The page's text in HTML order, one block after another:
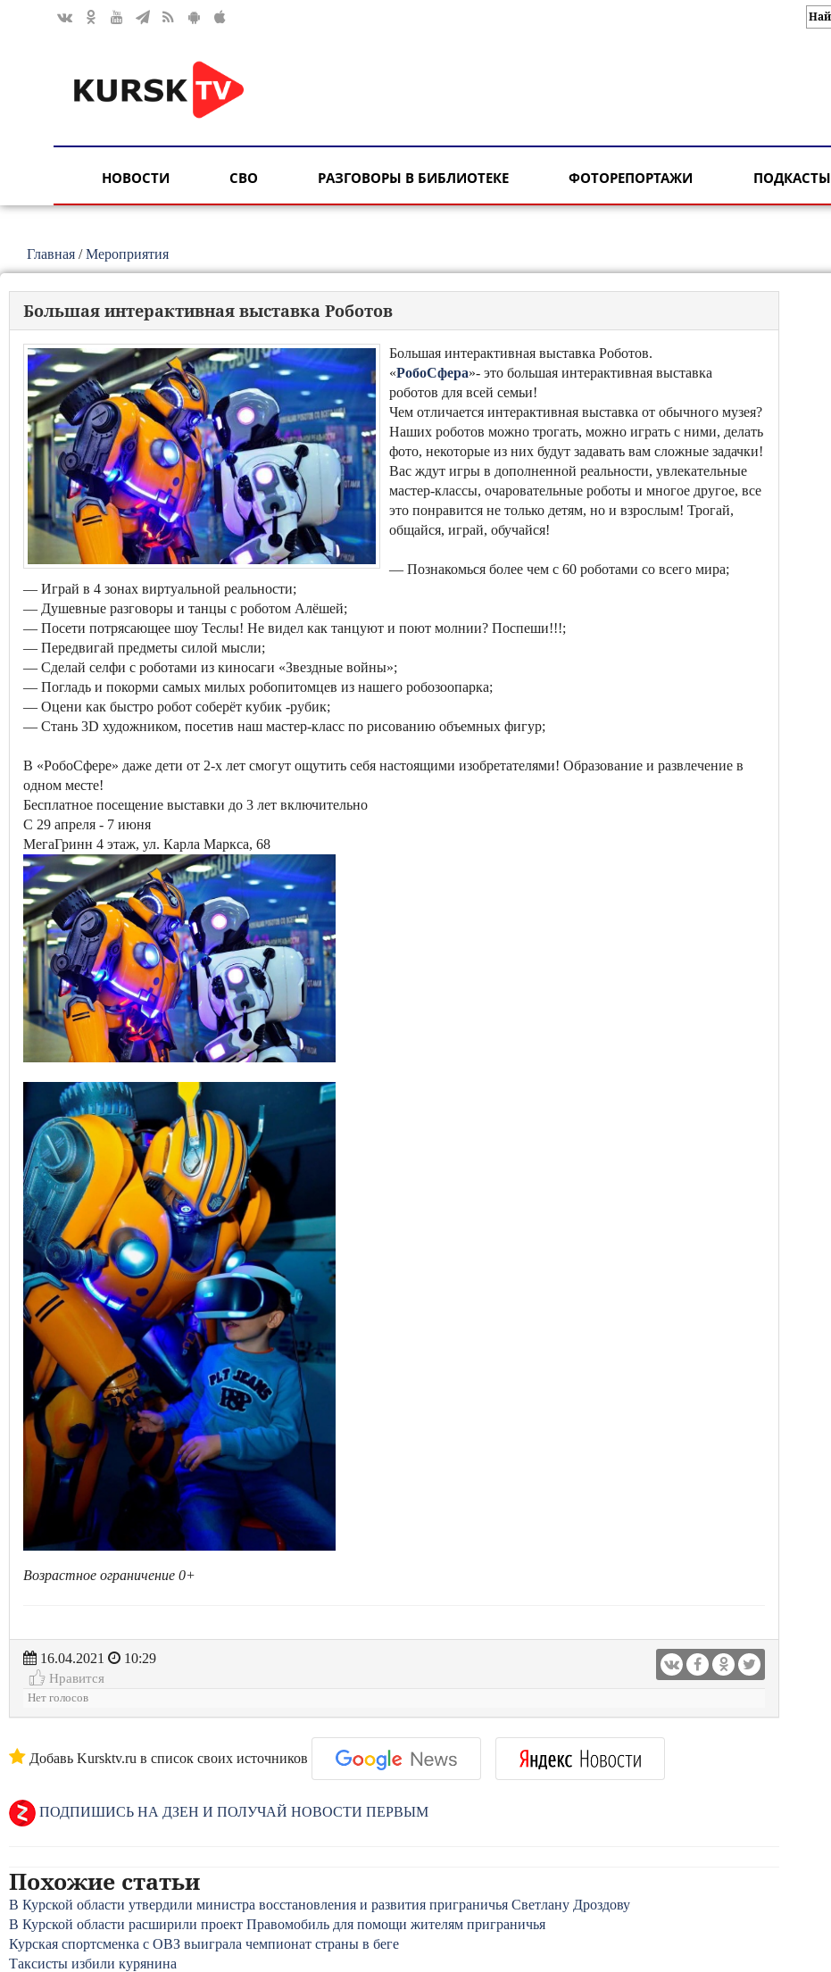
НОВОСТИ СВО РАЗГОВОРЫ В БИБЛИОТЕКЕ ФОТОРЕПОРТАЖИ ПОДКАСТЫ
Главная /Мероприятия
Большая интерактивная выставка Роботов
Большая интерактивная выставка Роботов.
«РобоСфера»- это большая интерактивная выставка
роботов для всей семьи!
Чем отличается интерактивная выставка от обычного музея?
Наших роботов можно трогать, можно играть с ними, делать
фото, некоторые из них будут задавать вам сложные задачки!
Вас ждут игры в дополненной реальности, увлекательные
мастер-классы, очаровательные роботы и многое другое, все
это понравится не только детям, но и взрослым! Трогай,
общайся, играй, обучайся!
— Познакомься более чем с 60 роботами со всего мира;
— Играй в 4 зонах виртуальной реальности;
— Душевные разговоры и танцы с роботом Алёшей;
— Посети потрясающее шоу Теслы! Не видел как танцуют и поют молнии? Поспеши!!!;
— Передвигай предметы силой мысли;
— Сделай селфи с роботами из киносаги «Звездные войны»;
— Погладь и покорми самых милых робопитомцев из нашего робозоопарка;
— Оцени как быстро робот соберёт кубик -рубик;
— Стань 3D художником, посетив наш мастер-класс по рисованию объемных фигур;
В «РобоСфере» даже дети от 2-х лет смогут ощутить себя настоящими изобретателями! Образование и развлечение в
одном месте!
Бесплатное посещение выставки до 3 лет включительно
С 29 апреля - 7 июня
МегаГринн 4 этаж, ул. Карла Маркса, 68
Возрастное ограничение 0+
16.04.2021
10:29
Нравится
Нет голосов
Добавь Kursktv.ru в список своих источников
ПОДПИШИСЬ НА ДЗЕН И ПОЛУЧАЙ НОВОСТИ ПЕРВЫМ
Похожие статьи
В Курской области утвердили министра восстановления и развития приграничья Светлану Дроздову
В Курской области расширили проект Правомобиль для помощи жителям приграничья
Курская спортсменка с ОВЗ выиграла чемпионат страны в беге
Таксисты избили курянина